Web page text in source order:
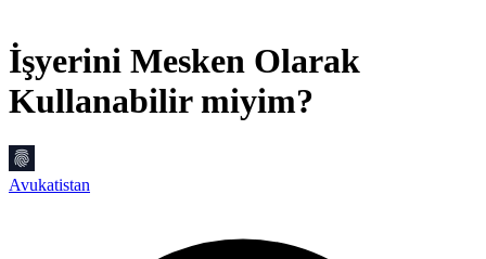
İşyerini Mesken Olarak
Kullanabilir miyim?
Avukatistan